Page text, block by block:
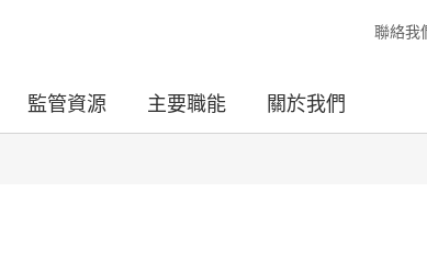
聯絡我
監管資源 主要職能 關於我們